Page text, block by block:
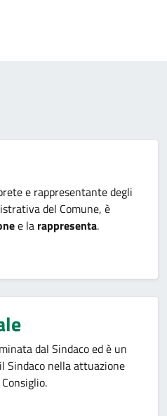
e rappresentante degli
del Comune, è
e la rappresenta.
dal Sindaco ed è un
Sindaco nella attuazione